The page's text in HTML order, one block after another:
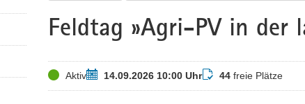
Feldtag »Agri-PV in der
StatusAktivTermin14.09.2026 10:00 UhrBuchungsstatus
44freie Plätze